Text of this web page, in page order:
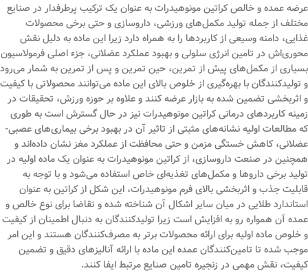
عرضه عمده و خالص کراتین مونوهیدرات به عنوان یک ترکیب پرطرفدار در صنایع
مختلف از جمله تولید مکمل‌های ورزشی، داروسازی و حتی برخی محصولات
غذایی، دامنه وسیعی از کاربردها را به همراه دارد زیرا این ماده به دلیل نقش
محوری‌اش در تامین انرژی سلولی و بهبود عملکرد عضلانی، جزء اصلی فرمولاسیون
بسیاری از مکمل‌های پیش از تمرین، حین تمرین و پس از تمرین به شمار می‌رود
و تولیدکنندگان با بهره‌گیری از خلوص بالای این ماده می‌توانند محصولاتی با کیفیت
و اثربخشی تضمین شده به بازار عرضه کنند و علاوه بر حوزه ورزش، تحقیقات در
زمینه کاربردهای درمانی کراتین مونوهیدرات نیز در حال گسترش است به طوری
که مطالعات اولیه نشانه‌های مثبتی از تاثیر آن در بهبود برخی بیماری‌های عصبی-
عضلانی، کاهش خستگی مزمن و حتی محافظت از عملکرد مغز نشان داده‌اند و
همچنین در صنعت داروسازی، از کراتین مونوهیدرات به عنوان یک ماده اولیه در
تولید برخی داروها و مکمل‌های تغذیه‌ای خاص استفاده می‌شود و با توجه به
قابلیت جذب و اثربخشی بالای فرم مونوهیدرات، این شکل از کراتین به عنوان
استاندارد طلایی در میان سایر اشکال آن شناخته شده و تقاضا برای نوع خالص و
عمده آن همواره رو به افزایش است زیرا تولیدکنندگان به دنبال اطمینان از کیفیت
و خلوص ماده اولیه برای ارائه محصولات برتر به مصرف‌کنندگان هستند و این امر
موجب شده تا تامین‌کنندگان عمده این ماده با ارائه آنالیزهای دقیق و تضمین
کیفیت، نقش مهمی در زنجیره تامین صنایع مرتبط ایفا کنند.